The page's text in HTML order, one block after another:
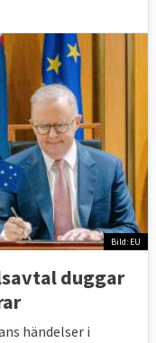
Bild: EU
duggar
händelser i